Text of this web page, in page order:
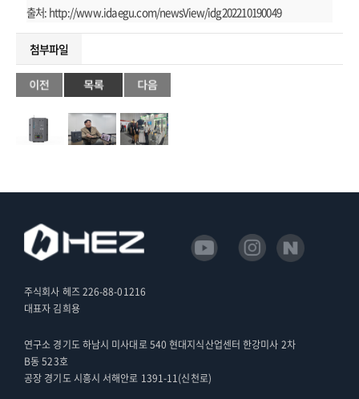
출처: http://www.idaegu.com/newsView/idg202210190049
첨부파일
주식회사 헤즈 226-88-01216
대표자 김희용
연구소 경기도 하남시 미사대로 540 현대지식산업센터 한강미사 2차
B동 523호
공장 경기도 시흥시 서해안로 1391-11(신천로)